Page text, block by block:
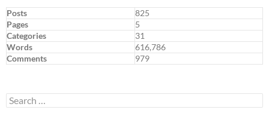
Posts
825
Pages
5
Categories
31
Words
616,786
Comments
979
Search
for: